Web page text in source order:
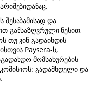
შესაბამისად და
განსაზღვრული წესით,
თუ ვინ გადაიხდის
Paysera-ს,
მომსახურების
გადამხდელი და